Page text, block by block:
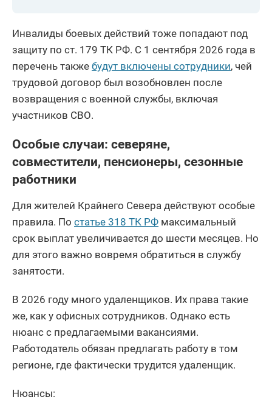
Инвалиды боевых действий тоже попадают под
защиту по ст. 179 ТК РФ. С 1 сентября 2026 года в
перечень также будут включены сотрудники, чей
трудовой договор был возобновлен после
возвращения с военной службы, включая
участников СВО.
Особые случаи: северяне,
совместители, пенсионеры, сезонные
работники
Для жителей Крайнего Севера действуют особые
правила. По статье 318 ТК РФ максимальный
срок выплат увеличивается до шести месяцев. Но
для этого важно вовремя обратиться в службу
занятости.
В 2026 году много удаленщиков. Их права такие
же, как у офисных сотрудников. Однако есть
нюанс с предлагаемыми вакансиями.
Работодатель обязан предлагать работу в том
регионе, где фактически трудится удаленщик.
Нюансы: